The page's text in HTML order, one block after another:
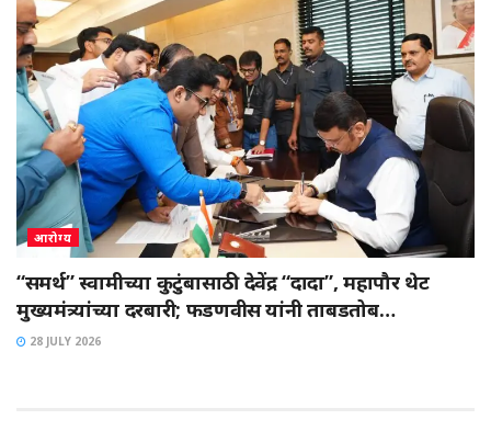
आरोग्य
“समर्थ” स्वामीच्या कुटुंबासाठी देवेंद्र “दादा”, महापौर थेट
मुख्यमंत्र्यांच्या दरबारी; फडणवीस यांनी ताबडतोब…
28 JULY 2026